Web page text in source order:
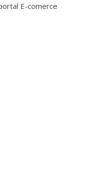
E-comerce